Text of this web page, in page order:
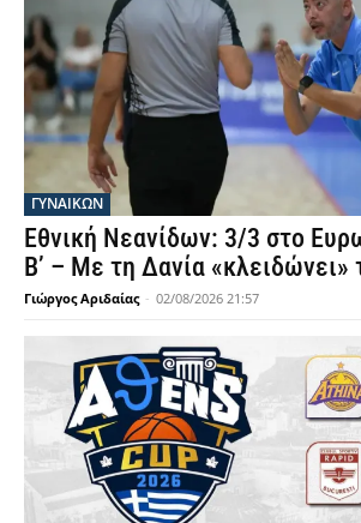
ΓΥΝΑΙΚΩΝ
Εθνική Νεανίδων: 3/3 στο
Β’ – Με τη Δανία «κλειδώνει»
Γιώργος Αριδαίας - 02/08/2026 21:57